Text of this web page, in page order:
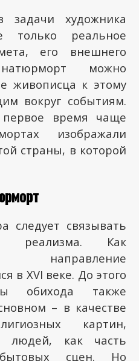
художника
только реальное
его внешнего
можно
живописца к этому
вокруг событиям.
время чаще
изображали
страны, в которой
следует связывать
реализма. Как
направление
в XVI веке. До этого
обихода также
– в качестве
картин,
людей, как часть
сцен. Но